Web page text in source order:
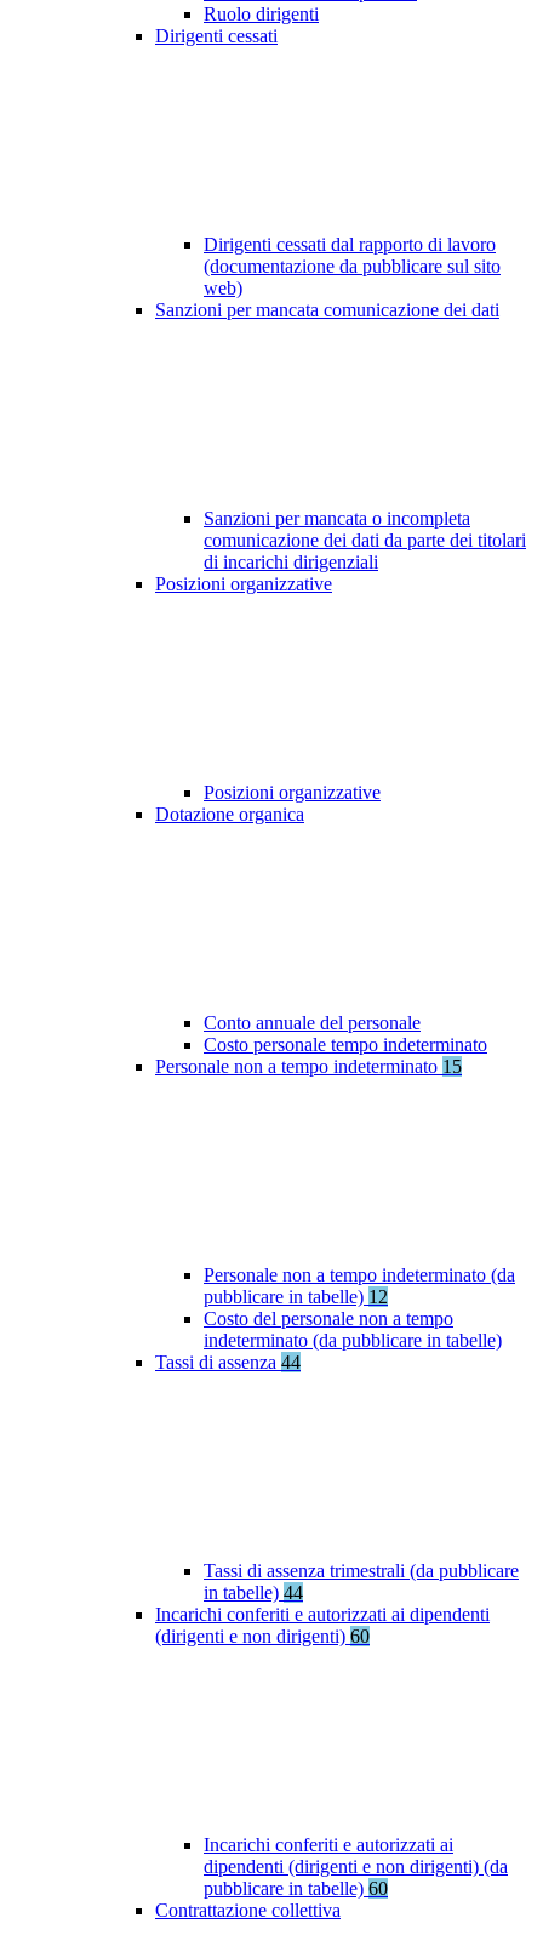
Ruolo dirigenti
Dirigenti cessati
Dirigenti cessati dal rapporto di lavoro
(documentazione da pubblicare sul sito
web)
Sanzioni per mancata comunicazione dei dati
Sanzioni per mancata o incompleta
comunicazione dei dati da parte dei titolari
di incarichi dirigenziali
Posizioni organizzative
Posizioni organizzative
Dotazione organica
Conto annuale del personale
Costo personale tempo indeterminato
Personale non a tempo indeterminato 15
Personale non a tempo indeterminato (da
pubblicare in tabelle) 12
Costo del personale non a tempo
indeterminato (da pubblicare in tabelle)
Tassi di assenza 44
Tassi di assenza trimestrali (da pubblicare
in tabelle) 44
Incarichi conferiti e autorizzati ai dipendenti
(dirigenti e non dirigenti) 60
Incarichi conferiti e autorizzati ai
dipendenti (dirigenti e non dirigenti) (da
pubblicare in tabelle) 60
Contrattazione collettiva